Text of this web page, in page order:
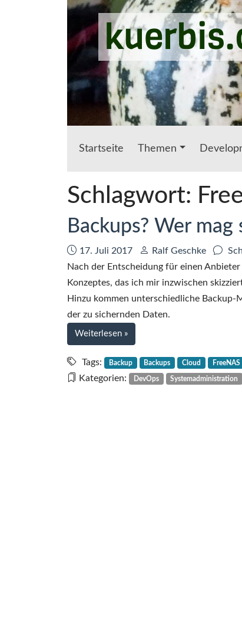
Zum Hauptinhalt springen
Startseite Themen
Schlagwort:
Backups? Wer
Datum:
17. Juli 2017 Autor:
Ralf Geschke
Nach der Entscheidung für einen
Konzeptes, das ich mir inzwischen
Hinzu kommen unterschiedliche
der zu sichernden Daten.
Weiterlesen bei
Backups?
Wer
mag
»
Tags: Backup Backups Cloud FreeNAS
Kategorien: DevOps Systemadministration